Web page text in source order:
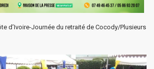
d’Ivoire-Journée du retraité de Cocody/Plusieurs